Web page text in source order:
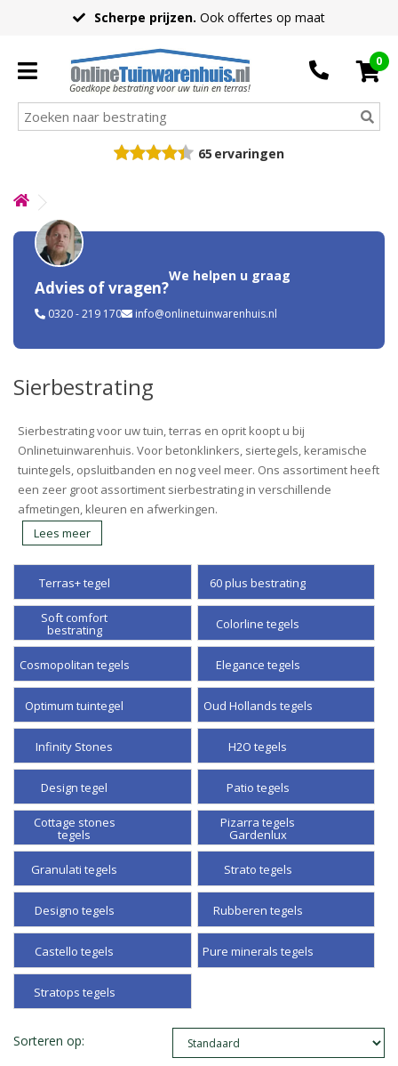
Scherpe prijzen. Ook offertes op maat
Goedkope bestrating voor uw tuin en terras!
0
65 ervaringen
Advies of vragen?
We helpen u graag
0320 - 219 170 info@onlinetuinwarenhuis.nl
Sierbestrating
Sierbestrating voor uw tuin, terras en oprit koopt u bij
Onlinetuinwarenhuis. Voor betonklinkers, siertegels, keramische
tuintegels, opsluitbanden en nog veel meer. Ons assortiment heeft
een zeer groot assortiment sierbestrating in verschillende
afmetingen, kleuren en afwerkingen.
Lees meer
Terras+ tegel 60 plus bestrating
Soft comfort
bestrating Colorline tegels
Cosmopolitan tegels Elegance tegels
Optimum tuintegel Oud Hollands tegels
Infinity Stones H2O tegels
Design tegel Patio tegels
Cottage stones
tegels
Pizarra tegels
Gardenlux
Granulati tegels Strato tegels
Designo tegels Rubberen tegels
Castello tegels Pure minerals tegels
Stratops tegels
Sorteren op: